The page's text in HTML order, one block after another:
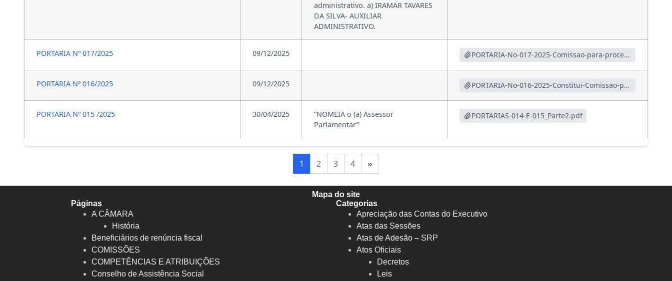
administrativo. a) IRAMAR TAVARES
DA SILVA- AUXILIAR
ADMINISTRATIVO.
PORTARIA Nº 017/2025 09/12/2025 PORTARIA-No-017-2025-Comissao-para-proceder-a-apuracao-dos-valores-em-Caixa-e-Banco.pdf
PORTARIA Nº 016/2025 09/12/2025 PORTARIA-No-016-2025-Constitui-Comissao-para-proceder-ao-Inventario.pdf
PORTARIA Nº 015 /2025 30/04/2025
“NOMEIA o (a) Assessor
Parlamentar”
PORTARIAS-014-E-015_Parte2.pdf
1 2 3 4 »
Mapa do site
Páginas
A CÂMARA
História
Beneficiários de renúncia fiscal
COMISSÕES
COMPETÊNCIAS E ATRIBUIÇÕES
Conselho de Assistência Social
Categorias
Apreciação das Contas do Executivo
Atas das Sessões
Atas de Adesão – SRP
Atos Oficiais
Decretos
Leis